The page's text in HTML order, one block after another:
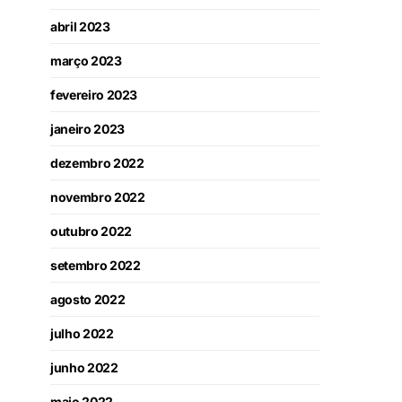
abril 2023
março 2023
fevereiro 2023
janeiro 2023
dezembro 2022
novembro 2022
outubro 2022
setembro 2022
agosto 2022
julho 2022
junho 2022